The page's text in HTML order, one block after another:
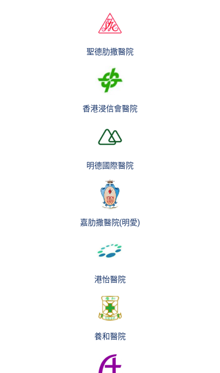
聖德肋撒醫院
香港浸信會醫院
明德國際醫院
嘉肋撒醫院(明愛)
港怡醫院
養和醫院